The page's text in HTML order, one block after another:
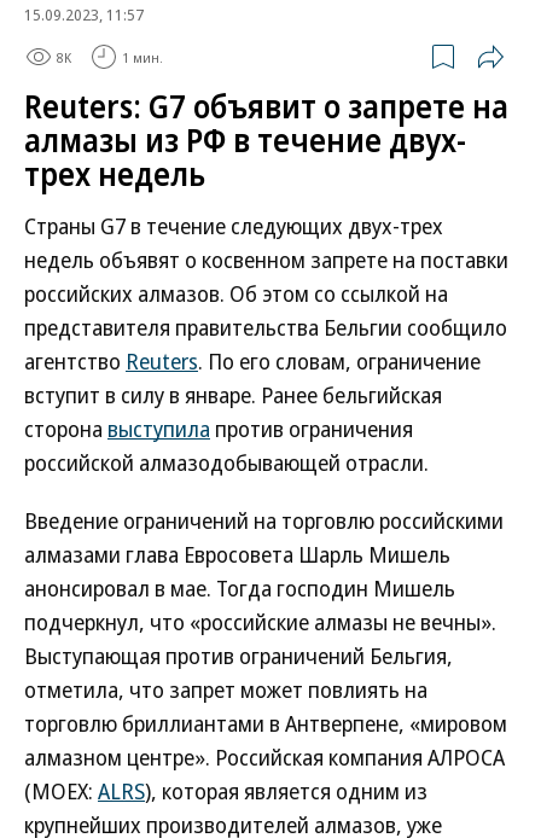
15.09.2023, 11:57
8K 1 мин.
Reuters: G7 объявит о запрете на
алмазы из РФ в течение двух-
трех недель
Страны G7 в течение следующих двух-трех
недель объявят о косвенном запрете на поставки
российских алмазов. Об этом со ссылкой на
представителя правительства Бельгии сообщило
агентство Reuters. По его словам, ограничение
вступит в силу в январе. Ранее бельгийская
сторона выступила против ограничения
российской алмазодобывающей отрасли.
Введение ограничений на торговлю российскими
алмазами глава Евросовета Шарль Мишель
анонсировал в мае. Тогда господин Мишель
подчеркнул, что «российские алмазы не вечны».
Выступающая против ограничений Бельгия,
отметила, что запрет может повлиять на
торговлю бриллиантами в Антверпене, «мировом
алмазном центре». Российская компания АЛРОСА
(MOEX: ALRS), которая является одним из
крупнейших производителей алмазов, уже